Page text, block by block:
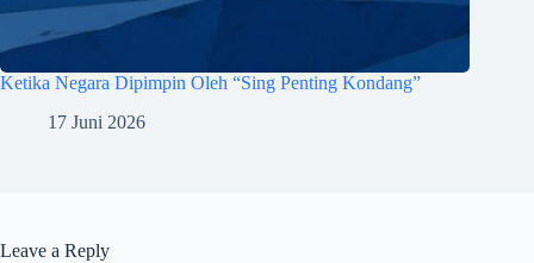
Ketika Negara Dipimpin Oleh “Sing Penting Kondang”
17 Juni 2026
Leave a Reply